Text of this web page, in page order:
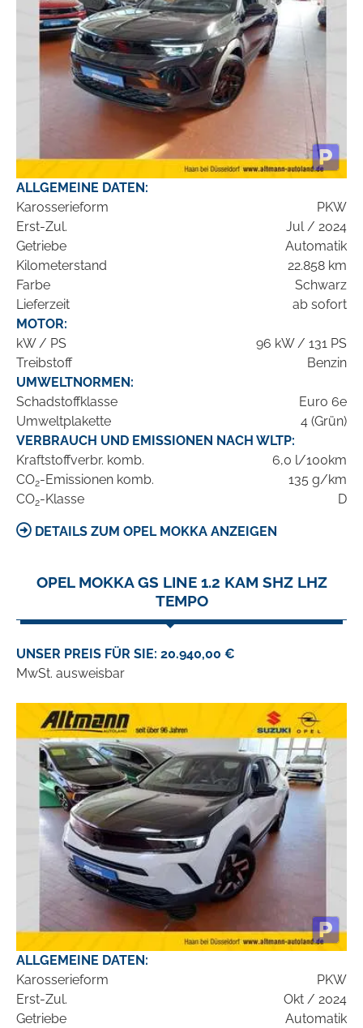
ALLGEMEINE DATEN:
Karosserieform
PKW
Erst-Zul.
Jul / 2024
Getriebe
Automatik
Kilometerstand
22.858 km
Farbe
Schwarz
Lieferzeit
ab sofort
MOTOR:
kW / PS
96 kW / 131 PS
Treibstoff
Benzin
UMWELTNORMEN:
Schadstoffklasse
Euro 6e
Umweltplakette
4 (Grün)
VERBRAUCH UND EMISSIONEN NACH WLTP:
Kraftstoffverbr. komb.
6,0 l/100km
CO2-Emissionen komb.
135 g/km
CO2-Klasse D
DETAILS ZUM OPEL MOKKA ANZEIGEN
OPEL MOKKA GS LINE 1.2 KAM SHZ LHZ
TEMPO
UNSER PREIS FÜR SIE: 20.940,00 €
MwSt. ausweisbar
ALLGEMEINE DATEN:
Karosserieform
PKW
Erst-Zul.
Okt / 2024
Getriebe
Automatik